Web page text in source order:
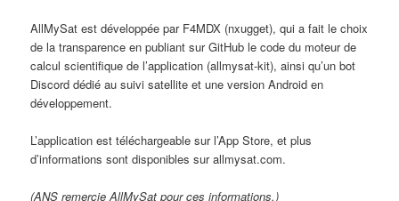
AllMySat est développée par F4MDX (nxugget), qui a fait le choix
de la transparence en publiant sur GitHub le code du moteur de
calcul scientifique de l’application (allmysat-kit), ainsi qu’un bot
Discord dédié au suivi satellite et une version Android en
développement.
L’application est téléchargeable sur l’App Store, et plus
d’informations sont disponibles sur allmysat.com.
(ANS remercie AllMySat pour ces informations.)